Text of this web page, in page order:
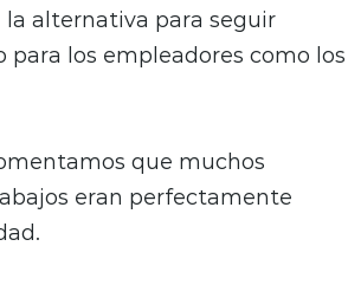
alternativa para seguir
los empleadores como los
que muchos
eran perfectamente